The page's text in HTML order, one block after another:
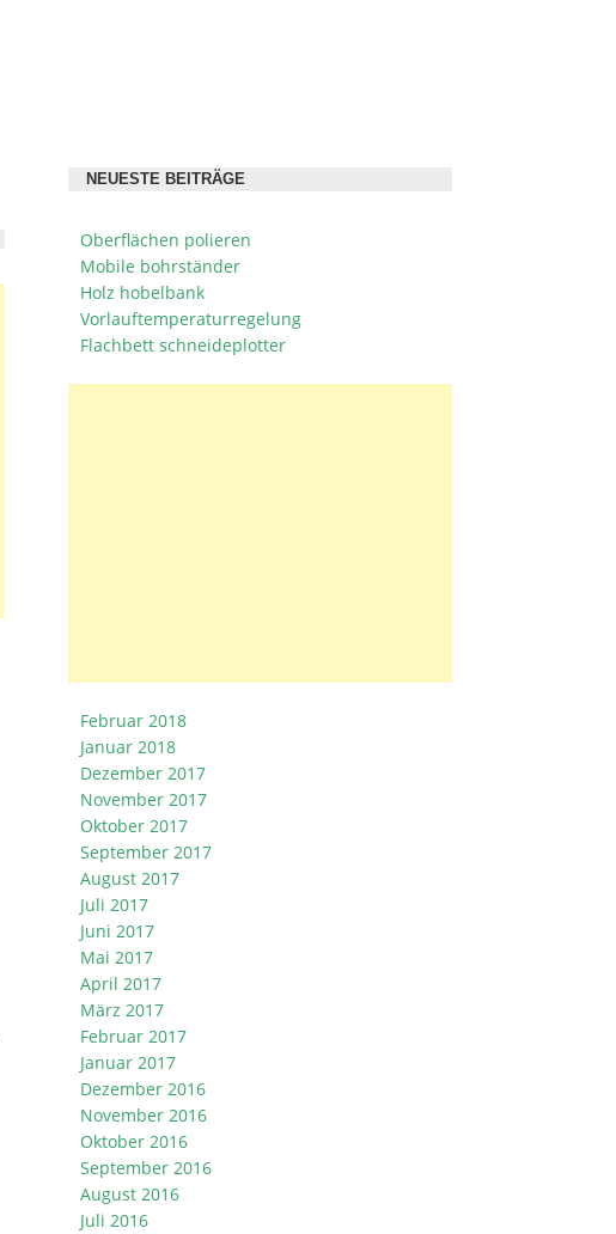
NEUESTE BEITRÄGE
Oberflächen polieren
Mobile bohrständer
Holz hobelbank
Vorlauftemperaturregelung
Flachbett schneideplotter
Februar 2018
Januar 2018
Dezember 2017
November 2017
Oktober 2017
September 2017
August 2017
Juli 2017
Juni 2017
Mai 2017
April 2017
März 2017
Februar 2017
Januar 2017
Dezember 2016
November 2016
Oktober 2016
September 2016
August 2016
Juli 2016